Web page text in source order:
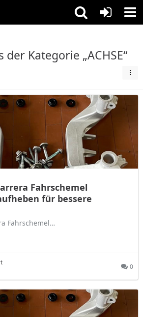
der Kategorie „ACHSE“
Fahrschemel
für bessere
Fahrschemel…
0